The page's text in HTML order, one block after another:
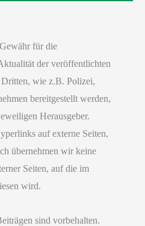
für die
der veröffentlichten
wie z.B. Polizei,
bereitgestellt werden,
Herausgeber.
auf externe Seiten,
übernehmen wir keine
Seiten, auf die im
wird.
sind vorbehalten.